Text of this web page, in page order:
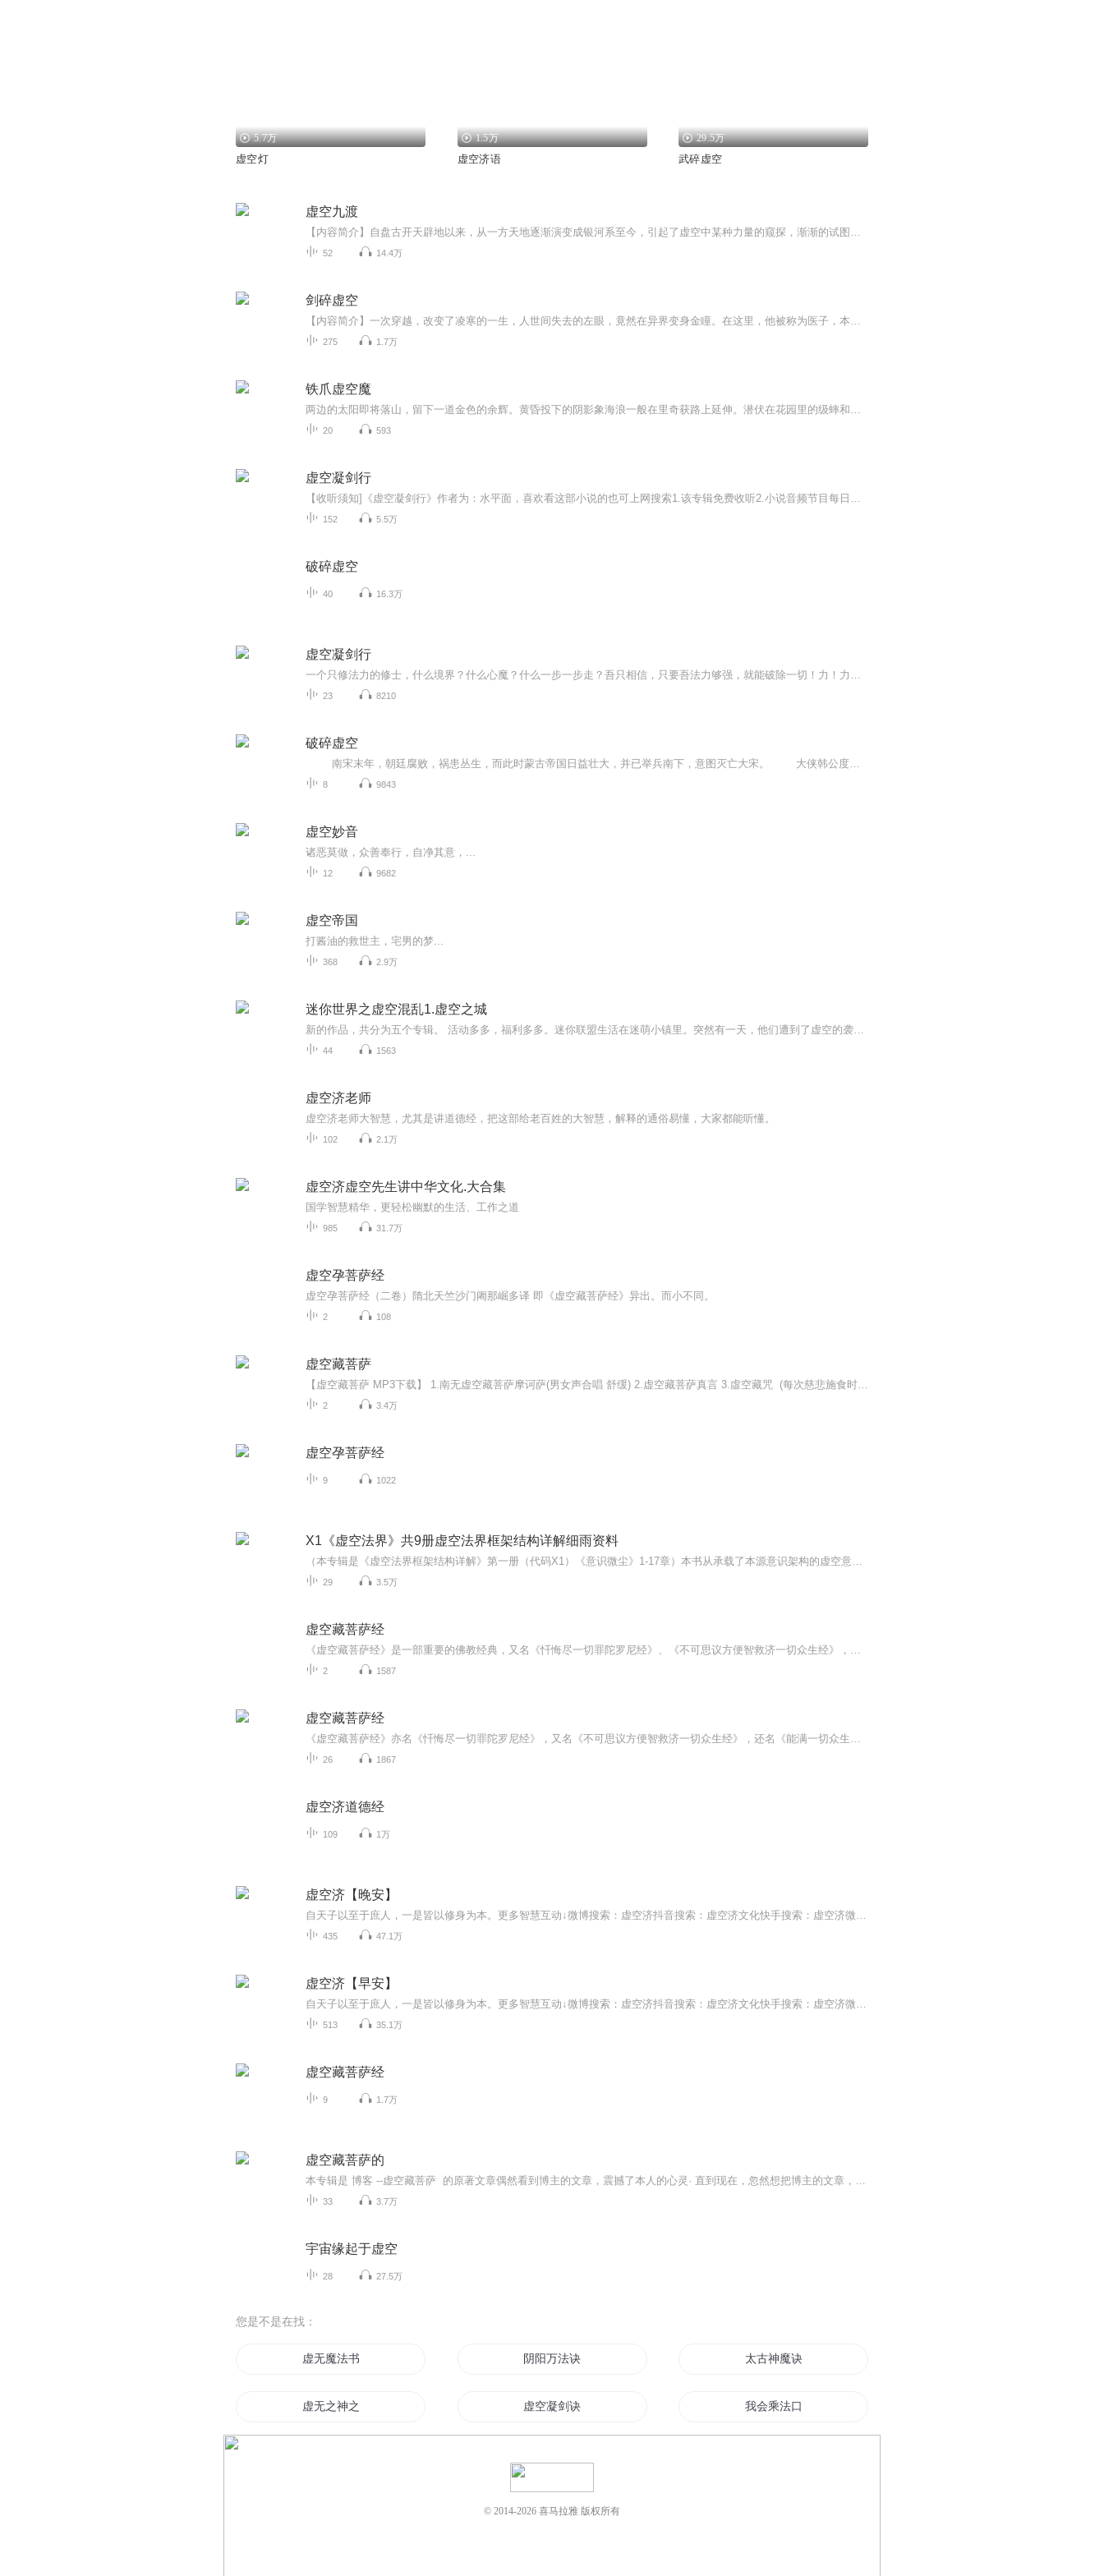
5.7万
虚空灯
1.5万
虚空济语
29.5万
武碎虚空
虚空九渡
【内容简介】自盘古开天辟地以来，从一方天地逐渐演变成银河系至今，引起了虚空中某种力量的窥探，渐渐的试图侵入银河系，探究盘古开天辟地的奥秘，引发一场上万年的神魔大战，第一代炎帝神农氏带领众神汇合如来佛祖将被虚空神秘力量侵蚀的魔祖困于无间地...
52 14.4万
剑碎虚空
【内容简介】一次穿越，改变了凌寒的一生，人世间失去的左眼，竟然在异界变身金瞳。在这里，他被称为医子，本想安心修炼、治病救人，却意外成为第二十代镇狱刀主，福兮？禍兮？在未知的海洋中，唯一明确的，就是要保护所有重要的人！【作者/主播简介】作者...
275 1.7万
铁爪虚空魔
两边的太阳即将落山，留下一道金色的余辉。黄昏投下的阴影象海浪一般在里奇获路上延伸。潜伏在花园里的级蟀和青蛙开始齐声鸣唱，欢迎黑夜降临。此时此刻，这条仅有半英里长、被金斯顿的人们称作“富豪之路”的里奇获路上显得十分安静。宽宽的街道上几乎没...
20 593
虚空凝剑行
【收听须知]《虚空凝剑行》作者为：水平面，喜欢看这部小说的也可上网搜索1.该专辑免费收听2.小说音频节目每日更新，敬请期待3.非人工录制，只为喜欢该小说的方便收听，不喜勿喷。欢迎订阅、收藏、分享给喜欢《虚空凝剑行》的书友4.本小说来源于网络，如有...
152 5.5万
破碎虚空
40 16.3万
虚空凝剑行
一个只修法力的修士，什么境界？什么心魔？什么一步一步走？吾只相信，只要吾法力够强，就能破除一切！力！力！力！什么问题？只是法力不够强而已！！！
23 8210
破碎虚空
南宋末年，朝廷腐败，祸患丛生，而此时蒙古帝国日益壮大，并已举兵南下，意图灭亡大宋。 大侠韩公度为救天下苍生于水火，与“阴柔手”田过客，“矛宗”直力行，“双绝拐”碧空晴，横刀头陀，凌渡虚，及年青高手传鹰，为盗取上通天道、超脱生死的《战神图录》与岳飞留下兵家必争的《岳册》，硬闯惊雁宫。因为根据可靠消息，流传千百年的古宫殿“惊雁宫”中，密藏著道家至高无上的武功玄学“战神图录”四十九幅，此外还有武林人物梦寐以求的“岳册”。只要得到这两样宝物，不...
8 9843
虚空妙音
诸恶莫做，众善奉行，自净其意，...
12 9682
虚空帝国
打酱油的救世主，宅男的梦...
368 2.9万
迷你世界之虚空混乱1.虚空之城
新的作品，共分为五个专辑。 活动多多，福利多多。迷你联盟生活在迷萌小镇里。突然有一天，他们遭到了虚空的袭击，他们和虚空大军进行了跨越星球的大战和解密。每周的周一更新。欢迎大家来收听哦！给主播提意见，也会获得许多的福利哦！临时提出要和我之前...
44 1563
虚空济老师
虚空济老师大智慧，尤其是讲道德经，把这部给老百姓的大智慧，解释的通俗易懂，大家都能听懂。
102 2.1万
虚空济虚空先生讲中华文化.大合集
国学智慧精华，更轻松幽默的生活、工作之道
985 31.7万
虚空孕菩萨经
虚空孕菩萨经（二卷）隋北天竺沙门阇那崛多译 即《虚空藏菩萨经》异出。而小不同。
2 108
虚空藏菩萨
【虚空藏菩萨 MP3下载】 1.南无虚空藏菩萨摩诃萨(男女声合唱 舒缓) 2.虚空藏菩萨真言 3.虛空藏咒 (每次慈悲施食时，念诵此咒能让鬼道超度。此咒非密法，有缘具信者都可以念。)4.虚空藏菩萨咒 (梵净天籁之02 呼唤菩萨 21分钟) 虚空藏菩萨咒...
2 3.4万
虚空孕菩萨经
9 1022
X1《虚空法界》共9册虚空法界框架结构详解细雨资料
（本专辑是《虚空法界框架结构详解》第一册（代码X1）《意识微尘》1-17章）本书从承载了本源意识架构的虚空意识体的视角，描绘出各个意识维度系统的运作机制，诠释了意识之所在的虚空法界、无色界、色界、欲界、中阴界的灵界奥秘，引领着人们从难以企及的...
29 3.5万
虚空藏菩萨经
《虚空藏菩萨经》是一部重要的佛教经典，又名《忏悔尽一切罪陀罗尼经》、《不可思议方便智救济一切众生经》，以及《能满一切众生所愿如如意宝珠经》。该经文由姚秦罽宾三藏佛陀耶舍译。虚空藏菩萨是佛教八大菩萨之一，早已在他方成佛，为助此土世尊教化众...
2 1587
虚空藏菩萨经
《虚空藏菩萨经》亦名《忏悔尽一切罪陀罗尼经》，又名《不可思议方便智救济一切众生经》，还名《能满一切众生所愿如如意宝珠经》，该经文由姚秦罽宾三藏佛陀耶舍译 。虚空藏菩萨早已在他方成佛，为助此土世尊教化众生故示现菩萨形。虚空藏，梵音名 Ākāś...
26 1867
虚空济道德经
109 1万
虚空济【晚安】
自天子以至于庶人，一是皆以修身为本。更多智慧互动↓微博搜索：虚空济抖音搜索：虚空济文化快手搜索：虚空济微信公众号搜索：虚空济微信视频号搜索：虚空济、虚空济文化每晚8:00虚空先生或者学生以直播方式与大家互动交流，答疑解惑。内容涉及情感、家庭...
435 47.1万
虚空济【早安】
自天子以至于庶人，一是皆以修身为本。更多智慧互动↓微博搜索：虚空济抖音搜索：虚空济文化快手搜索：虚空济微信公众号搜索：虚空济微信视频号搜索：虚空济、虚空济文化每晚8:00虚空先生或者学生以直播方式与大家互动交流，答疑解惑。内容涉及情感、家庭...
513 35.1万
虚空藏菩萨经
9 1.7万
虚空藏菩萨的
本专辑是 博客 --虚空藏菩萨 的原著文章偶然看到博主的文章，震撼了本人的心灵· 直到现在，忽然想把博主的文章，录出声音表达对作者的敬意，希望更多的有缘人听到开示而受益·博主已经逝去··· 由于博主没有填写任何资料 本人搜索过后，应该是 释空觉法师·本人上传一些图片资料，有新的朋友可以去了解一下·尊敬，感谢···南无观世音菩萨 南无虚空藏菩萨 南无地藏菩萨摩诃萨· 南无观世音菩萨 南无虚空藏菩萨 南无地藏菩萨摩诃萨·南无观世音菩萨 南无虚空藏菩萨 南无地藏菩萨摩诃...
33 3.7万
宇宙缘起于虚空
28 27.5万
您是不是在找：
虚无魔法书 阴阳万法诀 太古神魔诀
虚无之神之执法者 虚空凝剑诀 我会乘法口诀
© 2014-2026 喜马拉雅 版权所有